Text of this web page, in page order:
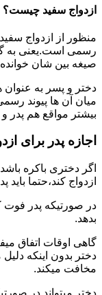
ازدواج سفید چیست؟
منظور از ازدواج
رسمی است.یعنی به
صیغه بین شان
دختر و پسر به عنوان
میان آن ها پیوند
بیشتر مواقع هم پدر
اجازه پدر برای
اگر دختری باکره
ازدواج کند،حتما
در صورتیکه پدر فوت
بدهد.
گاهی اوقات اتفاق
دختر بدون اینکه دلیل
مخافت میکند.
دختر میتواند در